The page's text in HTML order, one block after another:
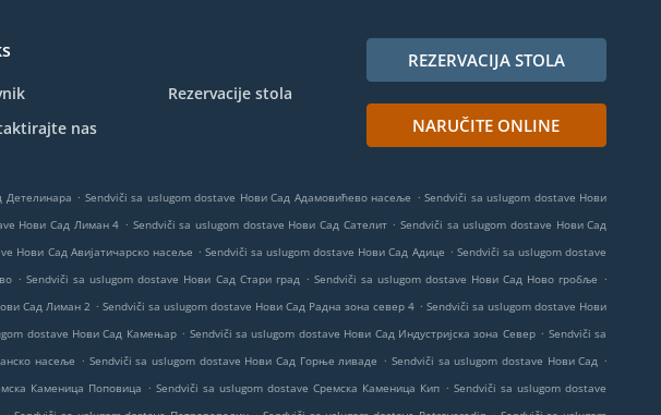
Rezervacije stola
nas
REZERVACIJA STOLA
NARUČITE ONLINE
Детелинара . Sendviči sa uslugom dostave Нови Сад Адамовићево насеље . Sendviči sa uslugom dostave Нови
Нови Сад Лиман 4 . Sendviči sa uslugom dostave Нови Сад Сателит . Sendviči sa uslugom dostave Нови Сад
Нови Сад Авијатичарско насеље . Sendviči sa uslugom dostave Нови Сад Адице . Sendviči sa uslugom dostave
. Sendviči sa uslugom dostave Нови Сад Стари град . Sendviči sa uslugom dostave Нови Сад Ново гробље .
Сад Лиман 2 . Sendviči sa uslugom dostave Нови Сад Радна зона север 4 . Sendviči sa uslugom dostave Нови
dostave Нови Сад Камењар . Sendviči sa uslugom dostave Нови Сад Индустријска зона Север . Sendviči sa
насеље . Sendviči sa uslugom dostave Нови Сад Горње ливаде . Sendviči sa uslugom dostave Нови Сад .
Каменица Поповица . Sendviči sa uslugom dostave Сремска Каменица Кип . Sendviči sa uslugom dostave